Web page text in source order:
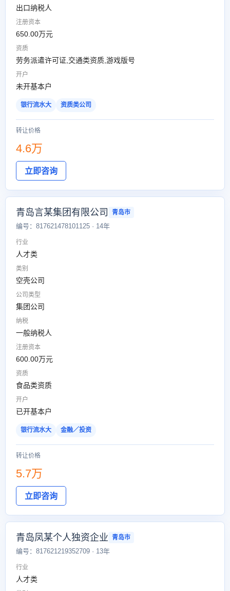
出口纳税人
注册资本
650.00万元
资质
劳务派遣许可证,交通类资质,游戏版号
开户
未开基本户
银行流水大 资质类公司
转让价格
4.6万
立即咨询
青岛言某集团有限公司 青岛市
编号：817621478101125 · 14年
行业
人才类
类别
空壳公司
公司类型
集团公司
纳税
一般纳税人
注册资本
600.00万元
资质
食品类资质
开户
已开基本户
银行流水大 金融／投资
转让价格
5.7万
立即咨询
青岛凤某个人独资企业 青岛市
编号：817621219352709 · 13年
行业
人才类